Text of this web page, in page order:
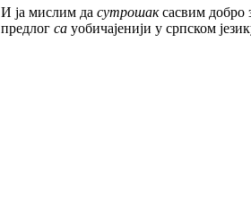
И ја мислим да сутрошаксасвим добро
предлог са уобичајенији у српском